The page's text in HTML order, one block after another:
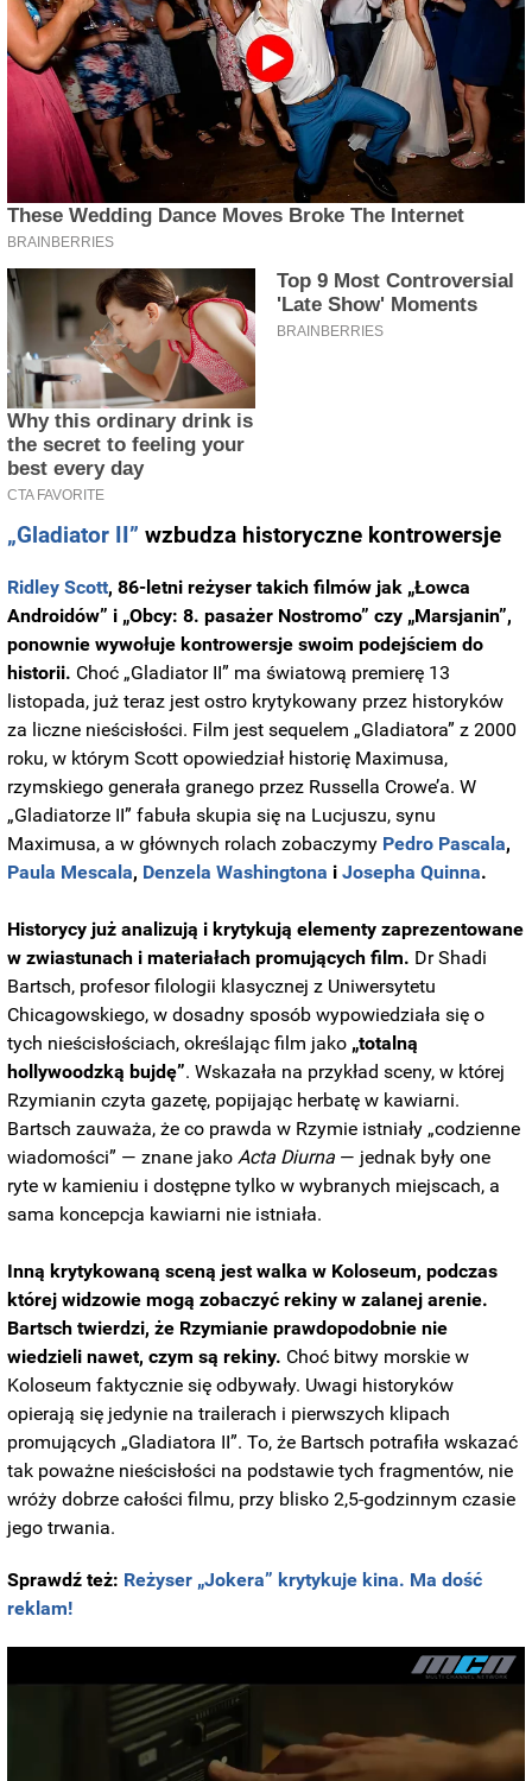
„Gladiator II” wzbudza historyczne kontrowersje
Ridley Scott, 86-letni reżyser takich filmów jak „Łowca
Androidów” i „Obcy: 8. pasażer Nostromo” czy „Marsjanin”,
ponownie wywołuje kontrowersje swoim podejściem do
historii. Choć „Gladiator II” ma światową premierę 13
listopada, już teraz jest ostro krytykowany przez historyków
za liczne nieścisłości. Film jest sequelem „Gladiatora” z 2000
roku, w którym Scott opowiedział historię Maximusa,
rzymskiego generała granego przez Russella Crowe’a. W
„Gladiatorze II” fabuła skupia się na Lucjuszu, synu
Maximusa, a w głównych rolach zobaczymy Pedro Pascala,
Paula Mescala, Denzela Washingtona iJosepha Quinna.
Historycy już analizują i krytykują elementy zaprezentowane
w zwiastunach i materiałach promujących film. Dr Shadi
Bartsch, profesor filologii klasycznej z Uniwersytetu
Chicagowskiego, w dosadny sposób wypowiedziała się o
tych nieścisłościach, określając film jako „totalną
hollywoodzką bujdę”. Wskazała na przykład sceny, w której
Rzymianin czyta gazetę, popijając herbatę w kawiarni.
Bartsch zauważa, że co prawda w Rzymie istniały „codzienne
wiadomości” — znane jakoActa Diurna — jednak były one
ryte w kamieniu i dostępne tylko w wybranych miejscach, a
sama koncepcja kawiarni nie istniała.
Inną krytykowaną sceną jest walka w Koloseum, podczas
której widzowie mogą zobaczyć rekiny w zalanej arenie.
Bartsch twierdzi, że Rzymianie prawdopodobnie nie
wiedzieli nawet, czym są rekiny. Choć bitwy morskie w
Koloseum faktycznie się odbywały. Uwagi historyków
opierają się jedynie na trailerach i pierwszych klipach
promujących „Gladiatora II”. To, że Bartsch potrafiła wskazać
tak poważne nieścisłości na podstawie tych fragmentów, nie
wróży dobrze całości filmu, przy blisko 2,5-godzinnym czasie
jego trwania.
Sprawdź też: Reżyser „Jokera” krytykuje kina. Ma dość
reklam!